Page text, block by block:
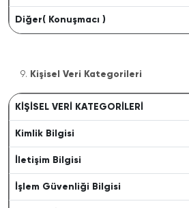
Diğer( Konuşmacı )
Kişisel Veri Kategorileri
KİŞİSEL VERİ KATEGORİLERİ
Kimlik Bilgisi
İletişim Bilgisi
İşlem Güvenliği Bilgisi